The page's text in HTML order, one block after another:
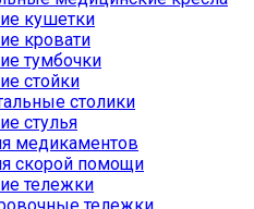
кушетки
кровати
тумбочки
стойки
столики
стулья
медикаментов
скорой помощи
тележки